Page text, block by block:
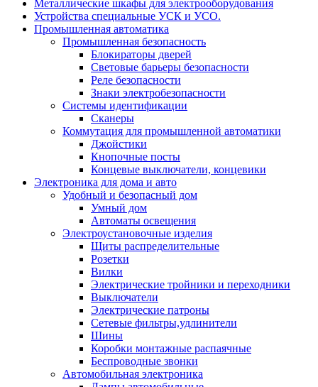
Металлические шкафы для электрооборудования
Устройства специальные УСК и УСО.
Промышленная автоматика
Промышленная безопасность
Блокираторы дверей
Световые барьеры безопасности
Реле безопасности
Знаки электробезопасности
Системы идентификации
Сканеры
Коммутация для промышленной автоматики
Джойстики
Кнопочные посты
Концевые выключатели, концевики
Электроника для дома и авто
Удобный и безопасный дом
Умный дом
Автоматы освещения
Электроустановочные изделия
Щиты распределительные
Розетки
Вилки
Электрические тройники и переходники
Выключатели
Электрические патроны
Сетевые фильтры,удлинители
Шины
Коробки монтажные распаячные
Беспроводные звонки
Автомобильная электроника